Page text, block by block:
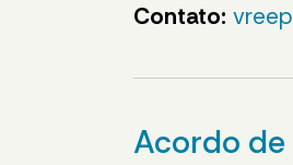
Contato:
Acordo de